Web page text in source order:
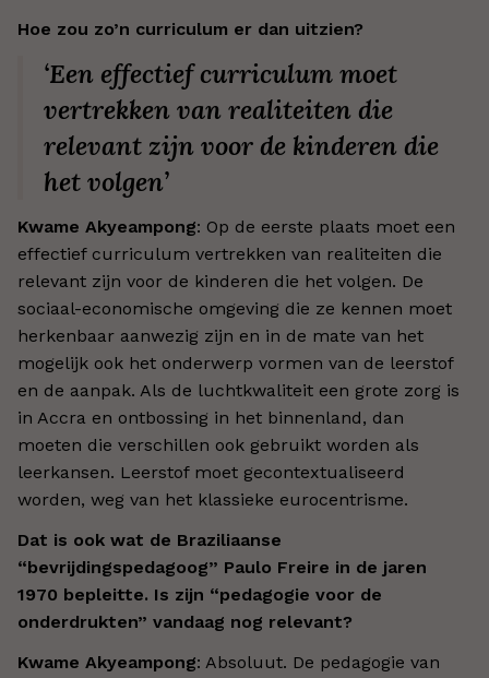
Hoe zou zo’n curriculum er dan uitzien?
‘Een effectief curriculum moet
vertrekken van realiteiten die
relevant zijn voor de kinderen die
het volgen’
Kwame Akyeampong: Op de eerste plaats moet een
effectief curriculum vertrekken van realiteiten die
relevant zijn voor de kinderen die het volgen. De
sociaal-economische omgeving die ze kennen moet
herkenbaar aanwezig zijn en in de mate van het
mogelijk ook het onderwerp vormen van de leerstof
en de aanpak. Als de luchtkwaliteit een grote zorg is
in Accra en ontbossing in het binnenland, dan
moeten die verschillen ook gebruikt worden als
leerkansen. Leerstof moet gecontextualiseerd
worden, weg van het klassieke eurocentrisme.
Dat is ook wat de Braziliaanse
“bevrijdingspedagoog” Paulo Freire in de jaren
1970 bepleitte. Is zijn “pedagogie voor de
onderdrukten” vandaag nog relevant?
Kwame Akyeampong: Absoluut. De pedagogie van